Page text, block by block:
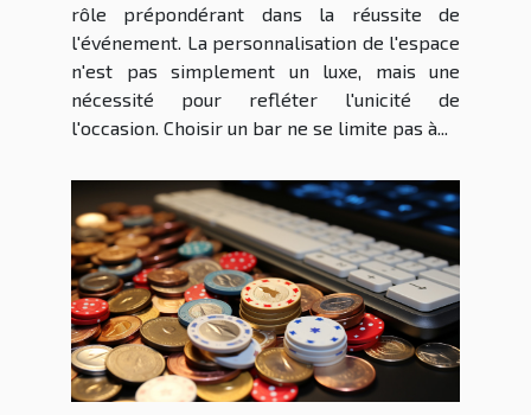
rôle prépondérant dans la réussite de
l'événement. La personnalisation de l'espace
n'est pas simplement un luxe, mais une
nécessité pour refléter l'unicité de
l'occasion. Choisir un bar ne se limite pas à...